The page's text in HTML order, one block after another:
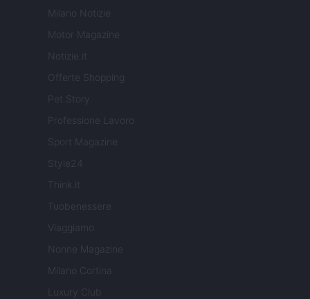
Milano Notizie
Motor Magazine
Notizie.it
Offerte Shopping
Pet Story
Professione Lavoro
Sport Magazine
Style24
Think.it
Tuobenessere
Viaggiamo
Nonne Magazine
Milano Cortina
Luxury Club